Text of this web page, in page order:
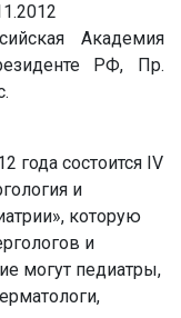
Академия
РФ, Пр.
года состоится IV
и
которую
и
могут педиатры,